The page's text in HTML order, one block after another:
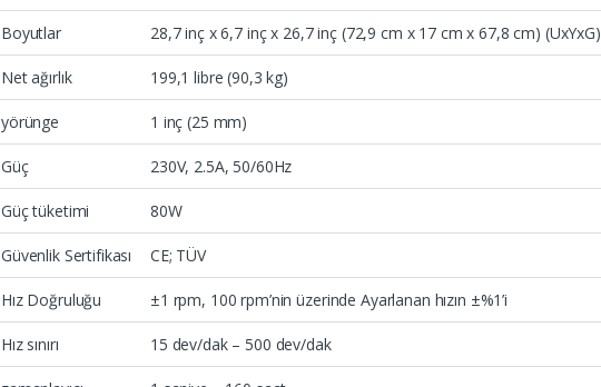
Boyutlar 28,7 inç x 6,7 inç x 26,7 inç (72,9 cm x 17 cm x 67,8 cm) (UxYxG)
Net ağırlık 199,1 libre (90,3 kg)
yörünge 1 inç (25 mm)
Güç 230V, 2.5A, 50/60Hz
Güç tüketimi 80W
Güvenlik Sertifikası CE; TÜV
Hız Doğruluğu ±1 rpm, 100 rpm’nin üzerinde Ayarlanan hızın ±%1’i
Hız sınırı 15 dev/dak – 500 dev/dak